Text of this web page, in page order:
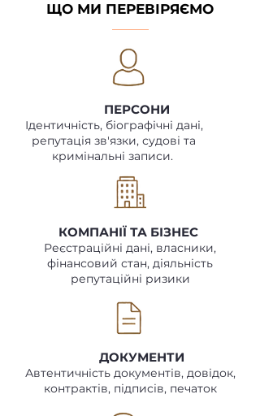
ЩО МИ ПЕРЕВІРЯЄМО
ПЕРСОНИ
Ідентичність, біографічні дані,
репутація зв'язки, судові та
кримінальні записи.
КОМПАНІЇ ТА БІЗНЕС
Реєстраційні дані, власники,
фінансовий стан, діяльність
репутаційні ризики
ДОКУМЕНТИ
Автентичність документів, довідок,
контрактів, підписів, печаток